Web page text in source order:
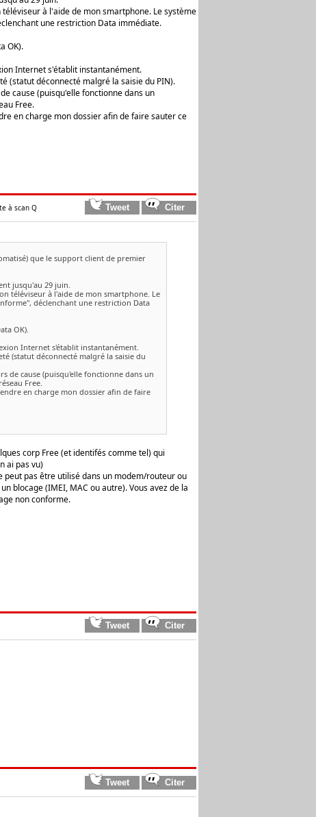
téléviseur à l'aide de mon smartphone. Le système
une restriction Data immédiate.
OK).
Internet s'établit instantanément.
(statut déconnecté malgré la saisie du PIN).
cause (puisqu'elle fonctionne dans un
Free.
en charge mon dossier afin de faire sauter ce
à scan Q
que le support client de premier
jusqu'au 29 juin.
téléviseur à l'aide de mon smartphone. Le
déclenchant une restriction Data
OK).
Internet s'établit instantanément.
(statut déconnecté malgré la saisie du
de cause (puisqu'elle fonctionne dans un
Free.
en charge mon dossier afin de faire
corp Free (et identifés comme tel) qui
ai pas vu)
pas être utilisé dans un modem/routeur ou
blocage (IMEI, MAC ou autre). Vous avez de la
non conforme.